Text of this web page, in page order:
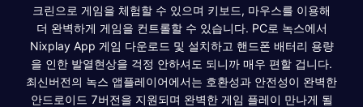
크린으로 게임을 체험할 수 있으며 키보드, 마우스를 이용해
더 완벽하게 게임을 컨트롤할 수 있습니다. PC로 녹스에서
Nixplay App 게임 다운로드 및 설치하고 핸드폰 배터리 용량
을 인한 발열현상을 걱정 안하셔도 되니까 매우 편할 겁니다.
최신버전의 녹스 앱플레이어에서는 호환성과 안전성이 완벽한
안드로이드 7버전을 지원되며 완벽한 게임 플레이 만나게 될